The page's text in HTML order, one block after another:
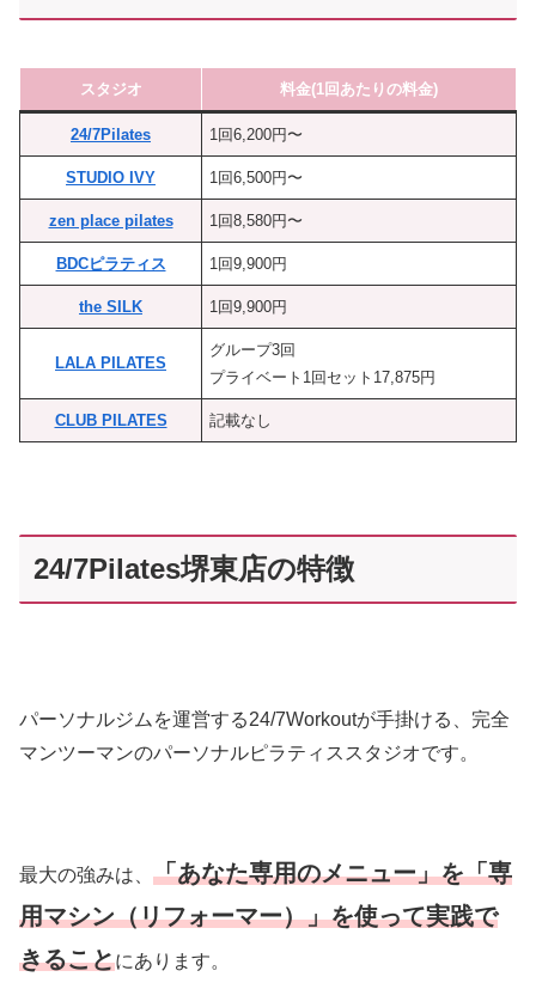
スタジオ 料金(1回あたりの料金)
24/7Pilates 1回6,200円〜
STUDIO IVY 1回6,500円〜
zen place pilates 1回8,580円〜
BDCピラティス 1回9,900円
the SILK 1回9,900円
LALA PILATES
グループ3回
プライベート1回セット17,875円
CLUB PILATES 記載なし
24/7Pilates堺東店の特徴
パーソナルジムを運営する24/7Workoutが手掛ける、完全
マンツーマンのパーソナルピラティススタジオです。
最大の強みは、 「あなた専用のメニュー」を「専
用マシン（リフォーマー）」を使って実践で
きることにあります。